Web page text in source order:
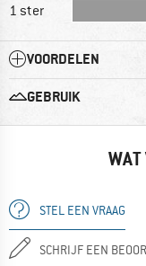
1 ster
VOORDELEN
GEBRUIK
STEL EEN VRAAG
SCHRIJF EEN